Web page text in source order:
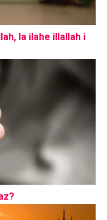
la ilahe illallah i